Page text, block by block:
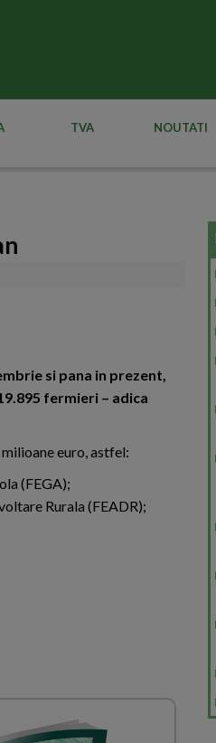
TVA NOUTATI
si pana in prezent,
fermieri – adica
euro, astfel:
(FEGA);
Rurala (FEADR);